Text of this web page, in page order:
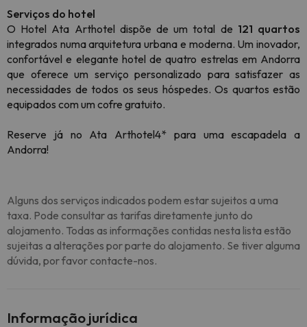
Serviços do hotel
O Hotel Ata Arthotel dispõe de um total de 121 quartos
integrados numa arquitetura urbana e moderna. Um inovador,
confortável e elegante hotel de quatro estrelas em Andorra
que oferece um serviço personalizado para satisfazer as
necessidades de todos os seus hóspedes. Os quartos estão
equipados com um cofre gratuito.
Reserve já no Ata Arthotel4* para uma escapadela a
Andorra!
Alguns dos serviços indicados podem estar sujeitos a uma
taxa. Pode consultar as tarifas diretamente junto do
alojamento. Todas as informações contidas nesta lista estão
sujeitas a alterações por parte do alojamento. Se tiver alguma
dúvida, por favor contacte-nos.
Informação jurídica